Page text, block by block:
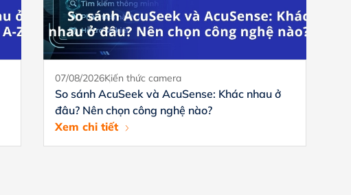
07/08/2026Kiến thức camera
So sánh AcuSeek và AcuSense: Khác nhau ở
đâu? Nên chọn công nghệ nào?
Xem chi tiết